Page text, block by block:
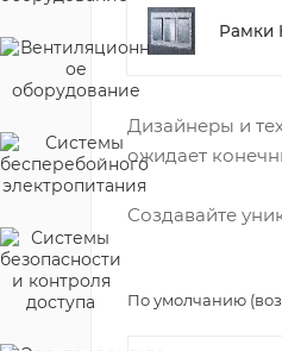
Рамки
Дизайнеры и
ожидает
Создавайте
По умолчанию